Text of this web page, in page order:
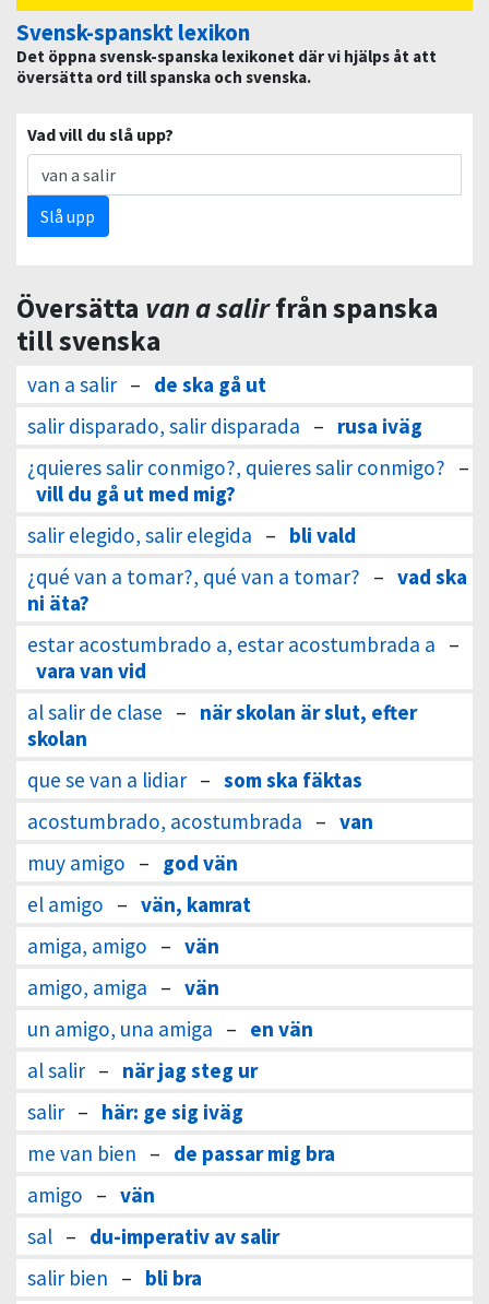
Svensk-spanskt lexikon
Det öppna svensk-spanska lexikonet där vi hjälps åt att
översätta ord till spanska och svenska.
Vad vill du slå upp?
Slå upp
Översätta van a salirfrån spanska
till svenska
van a salir – de ska gå ut
salir disparado, salir disparada – rusa iväg
¿quieres salir conmigo?, quieres salir conmigo? –
vill du gå ut med mig?
salir elegido, salir elegida – bli vald
¿qué van a tomar?, qué van a tomar? – vad ska
ni äta?
estar acostumbrado a, estar acostumbrada a –
vara van vid
al salir de clase – när skolan är slut, efter
skolan
que se van a lidiar – som ska fäktas
acostumbrado, acostumbrada – van
muy amigo – god vän
el amigo – vän, kamrat
amiga, amigo – vän
amigo, amiga – vän
un amigo, una amiga – en vän
al salir – när jag steg ur
salir – här: ge sig iväg
me van bien – de passar mig bra
amigo – vän
sal – du-imperativ av salir
salir bien – bli bra